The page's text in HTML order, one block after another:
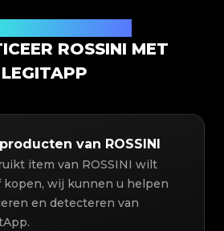
ROSSINI MET
LEGITAPP
van ROSSINI
item van ROSSINI wilt
kopen, wij kunnen u helpen
en detecteren van